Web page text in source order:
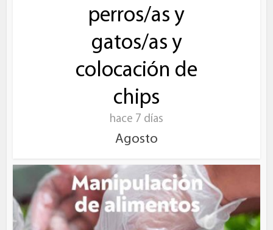
perros/as y
gatos/as y
colocación de
chips
hace 7 días
Agosto